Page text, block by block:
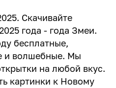
Скачивайте
года - года Змеи.
бесплатные,
и волшебные. Мы
на любой вкус.
картинки к Новому